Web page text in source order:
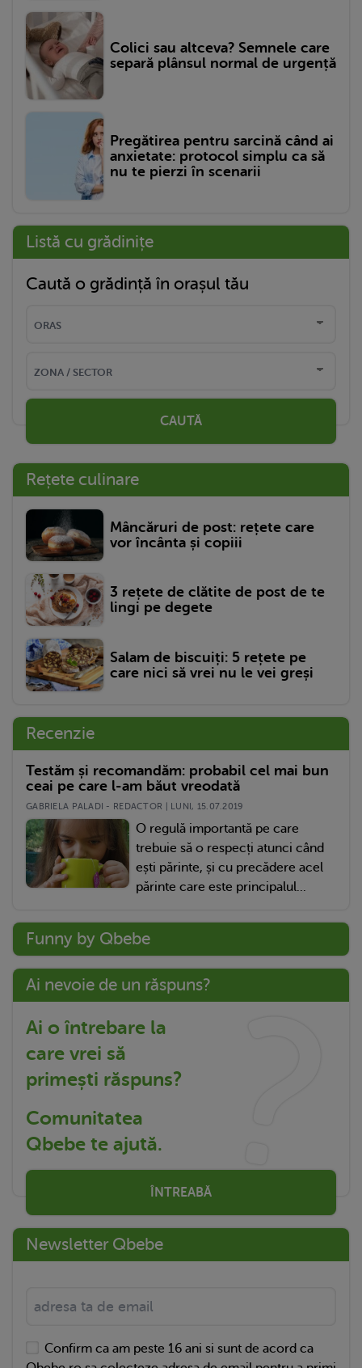
Colici sau altceva? Semnele care
separă plânsul normal de urgență
Pregătirea pentru sarcină când ai
anxietate: protocol simplu ca să
nu te pierzi în scenarii
Listă cu grădinițe
Caută o grădință în orașul tău
CAUTĂ
Rețete culinare
Mâncăruri de post: rețete care
vor încânta și copiii
3 rețete de clătite de post de te
lingi pe degete
Salam de biscuiți: 5 rețete pe
care nici să vrei nu le vei greși
Recenzie
Testăm și recomandăm: probabil cel mai bun
ceai pe care l-am băut vreodată
GABRIELA PALADI - REDACTOR | LUNI, 15.07.2019
O regulă importantă pe care
trebuie să o respecți atunci când
ești părinte, și cu precădere acel
părinte care este principalul...
Funny by Qbebe
Ai nevoie de un răspuns?
Ai o întrebare la
care vrei să
primești răspuns?
Comunitatea
Qbebe te ajută.
ÎNTREABĂ
Newsletter Qbebe
Confirm ca am peste 16 ani si sunt de acord ca